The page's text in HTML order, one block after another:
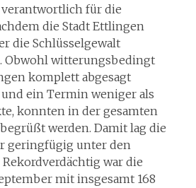
für die
die Stadt Ettlingen
die Schlüsselgewalt
Obwohl witterungsbedingt
komplett abgesagt
ein Termin weniger als
konnten in der gesamten
begrüßt werden. Damit lag die
geringfügig unter den
war die
mit insgesamt 168